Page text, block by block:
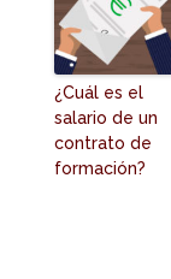
¿Cuál es el
salario de un
contrato de
formación?